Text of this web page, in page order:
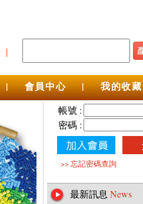
| 會員中心 | 我的收藏
帳號 :
密碼 :
>>忘記密碼查詢
最新訊息 News